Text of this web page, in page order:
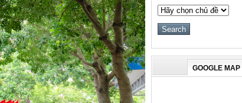
GOOGLE MAP